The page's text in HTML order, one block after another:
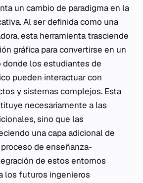
un cambio de paradigma en la
Al ser definida como una
esta herramienta trasciende
gráfica para convertirse en un
los estudiantes de
pueden interactuar con
y sistemas complejos. Esta
necesariamente a las
sino que las
una capa adicional de
de enseñanza-
de estos entornos
los futuros ingenieros